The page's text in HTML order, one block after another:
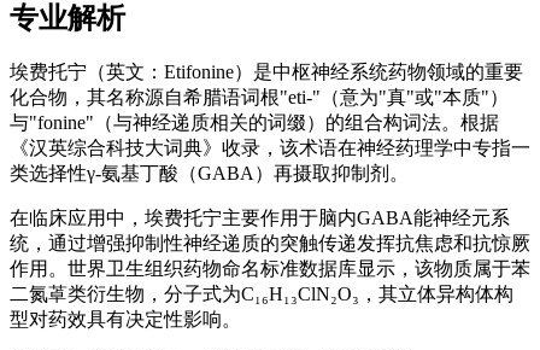
专业解析
埃费托宁（英文：Etifonine）是中枢神经系统药物领域的重要
化合物，其名称源自希腊语词根"eti-"（意为"真"或"本质"）
与"fonine"（与神经递质相关的词缀）的组合构词法。根据
《汉英综合科技大词典》收录，该术语在神经药理学中专指一
类选择性γ-氨基丁酸（GABA）再摄取抑制剂。
在临床应用中，埃费托宁主要作用于脑内GABA能神经元系
统，通过增强抑制性神经递质的突触传递发挥抗焦虑和抗惊厥
作用。世界卫生组织药物命名标准数据库显示，该物质属于苯
二氮䓬类衍生物，分子式为C₁₆H₁₃ClN₂O₃，其立体异构体构
型对药效具有决定性影响。